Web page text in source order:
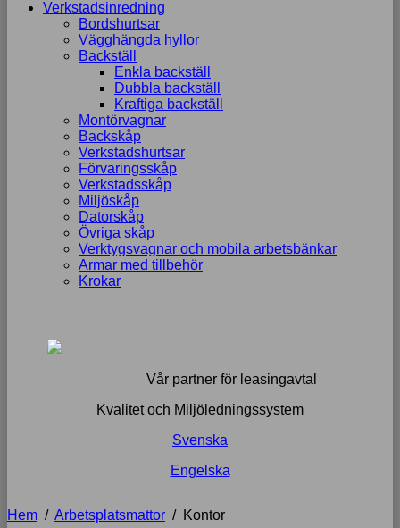
Verkstadsinredning
Bordshurtsar
Vägghängda hyllor
Backställ
Enkla backställ
Dubbla backställ
Kraftiga backställ
Montörvagnar
Backskåp
Verkstadshurtsar
Förvaringsskåp
Verkstadsskåp
Miljöskåp
Datorskåp
Övriga skåp
Verktygsvagnar och mobila arbetsbänkar
Armar med tillbehör
Krokar
Vår partner för leasingavtal
Kvalitet och Miljöledningssystem
Svenska
Engelska
Hem / Arbetsplatsmattor / Kontor